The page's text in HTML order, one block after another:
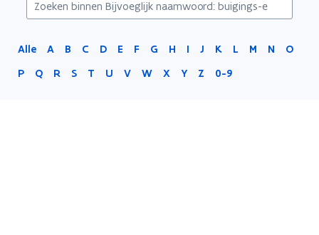
Alle A B C D E F G H I J K L M N
O
P
Q R S T U V W X Y Z 0-9